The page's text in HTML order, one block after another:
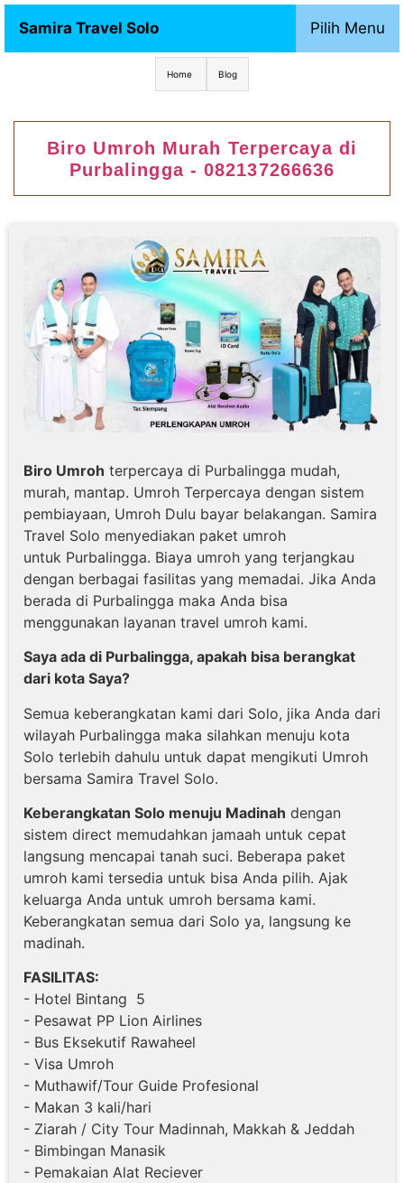
Samira Travel Solo Pilih Menu
Home Blog
Biro Umroh Murah Terpercaya di
Purbalingga - 082137266636
Biro Umroh terpercaya di Purbalingga mudah,
murah, mantap. Umroh Terpercaya dengan sistem
pembiayaan, Umroh Dulu bayar belakangan. Samira
Travel Solo menyediakan paket umroh
untuk Purbalingga. Biaya umroh yang terjangkau
dengan berbagai fasilitas yang memadai. Jika Anda
berada di Purbalingga maka Anda bisa
menggunakan layanan travel umroh kami.
Saya ada di Purbalingga, apakah bisa berangkat
dari kota Saya?
Semua keberangkatan kami dari Solo, jika Anda dari
wilayah Purbalingga maka silahkan menuju kota
Solo terlebih dahulu untuk dapat mengikuti Umroh
bersama Samira Travel Solo.
Keberangkatan Solo menuju Madinah dengan
sistem direct memudahkan jamaah untuk cepat
langsung mencapai tanah suci. Beberapa paket
umroh kami tersedia untuk bisa Anda pilih. Ajak
keluarga Anda untuk umroh bersama kami.
Keberangkatan semua dari Solo ya, langsung ke
madinah.
FASILITAS:
- Hotel Bintang 5
- Pesawat PP Lion Airlines
- Bus Eksekutif Rawaheel
- Visa Umroh
- Muthawif/Tour Guide Profesional
- Makan 3 kali/hari
- Ziarah / City Tour Madinnah, Makkah & Jeddah
- Bimbingan Manasik
- Pemakaian Alat Reciever